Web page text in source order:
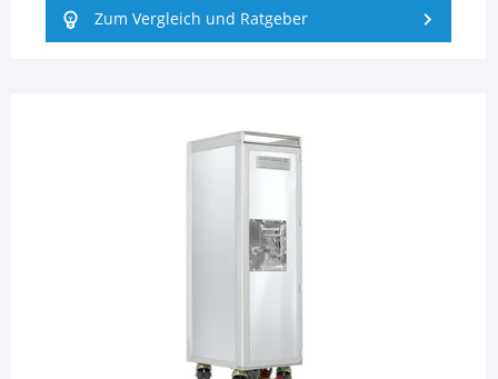
Zum Vergleich und Ratgeber